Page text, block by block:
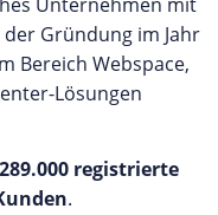
Gründung im Jahr
Bereich Webspace,
Lösungen
289.000 registrierte
.